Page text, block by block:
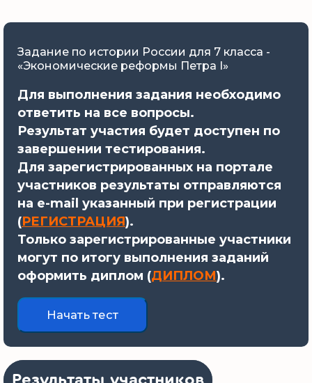
Задание по истории России для 7 класса -
«Экономические реформы Петра I»
Для выполнения задания необходимо
ответить на все вопросы.
Результат участия будет доступен по
завершении тестирования.
Для зарегистрированных на портале
участников результаты отправляются
на e-mail указанный при регистрации
(РЕГИСТРАЦИЯ).
Только зарегистрированные участники
могут по итогу выполнения заданий
оформить диплом (ДИПЛОМ).